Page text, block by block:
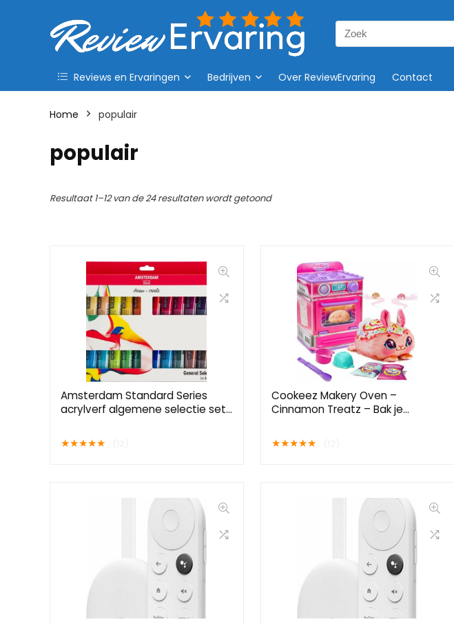
Search
for:
Reviews en Ervaringen Bedrijven Over ReviewErvaring Contact
Home populair
populair
Resultaat 1–12 van de 24 resultaten wordt getoond
Amsterdam Standard Series
acrylverf algemene selectie set |
★★★★★
Cookeez Makery Oven –
Cinnamon Treatz – Bak je
★★★★★